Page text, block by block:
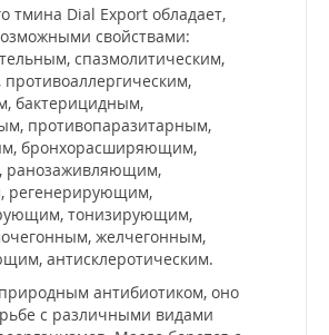
тмина Dial Export обладает,
свойствами:
спазмолитическим,
бактерицидным,
противопаразитарным,
бронхорасширяющим,
ранозаживляющим,
регенерирующим,
тонизирующим,
желчегонным,
антисклеротическим.
антибиотиком, оно
с различными видами